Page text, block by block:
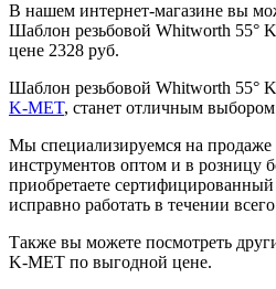
В нашем интернет-магазине вы
Шаблон резьбовой Whitworth 55°
цене 2328 руб.
Шаблон резьбовой Whitworth 55°
K-MET, станет отличным
Мы специализируемся на
инструментов оптом и в розницу
приобретаете
исправно работать в течении
Также вы можете посмотреть
K-MET по выгодной цене.